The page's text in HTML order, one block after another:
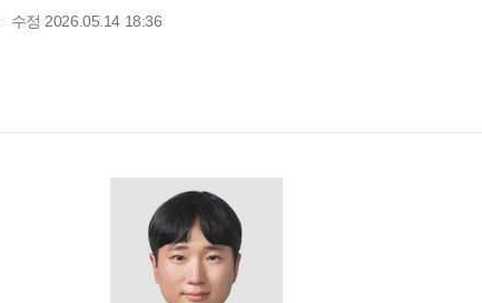
수정 2026.05.14 18:36